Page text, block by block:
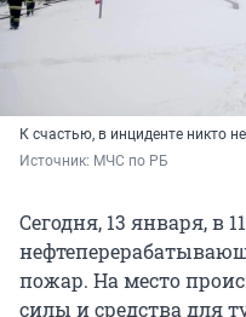
К счастью, в инциденте никто
Источник: МЧС по РБ
Сегодня, 13 января, в
пожар. На место
силы и средства для